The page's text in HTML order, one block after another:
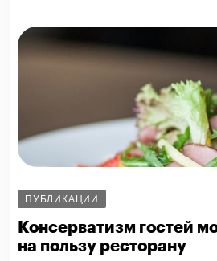
ПУБЛИКАЦИИ
Консерватизм гостей
на пользу ресторану